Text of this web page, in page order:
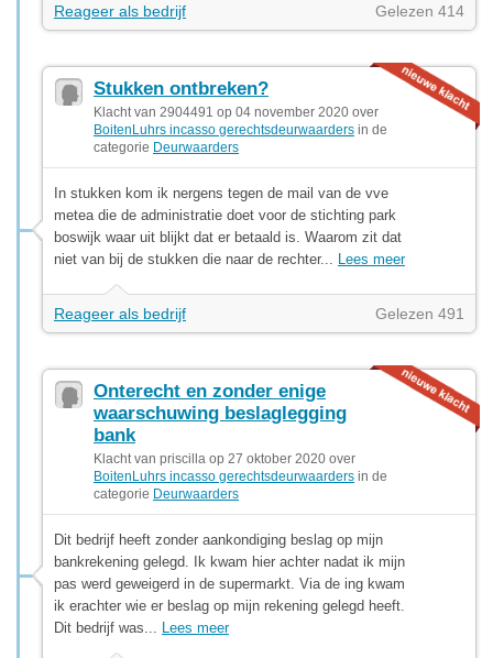
Reageer als bedrijf Gelezen 414
Stukken ontbreken?
Klacht van 2904491 op 04 november 2020 over
BoitenLuhrs incasso gerechtsdeurwaarders in de
categorie Deurwaarders
In stukken kom ik nergens tegen de mail van de vve
metea die de administratie doet voor de stichting park
boswijk waar uit blijkt dat er betaald is. Waarom zit dat
niet van bij de stukken die naar de rechter... Lees meer
Reageer als bedrijf Gelezen 491
Onterecht en zonder enige
waarschuwing beslaglegging
bank
Klacht van priscilla op 27 oktober 2020 over
BoitenLuhrs incasso gerechtsdeurwaarders in de
categorie Deurwaarders
Dit bedrijf heeft zonder aankondiging beslag op mijn
bankrekening gelegd. Ik kwam hier achter nadat ik mijn
pas werd geweigerd in de supermarkt. Via de ing kwam
ik erachter wie er beslag op mijn rekening gelegd heeft.
Dit bedrijf was... Lees meer